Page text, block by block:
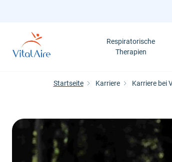
Respiratorische
Therapien
Startseite Karriere Karriere bei